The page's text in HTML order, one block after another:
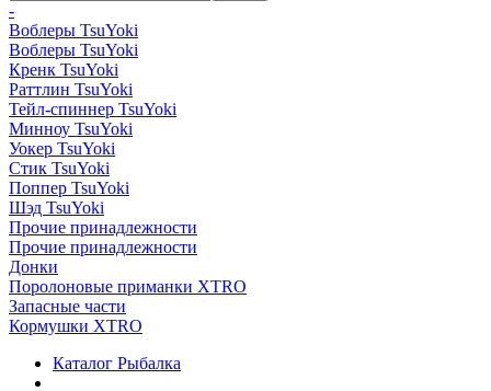
-
Воблеры TsuYoki
Воблеры TsuYoki
Кренк TsuYoki
Раттлин TsuYoki
Тейл-спиннер TsuYoki
Минноу TsuYoki
Уокер TsuYoki
Стик TsuYoki
Поппер TsuYoki
Шэд TsuYoki
Прочие принадлежности
Прочие принадлежности
Донки
Поролоновые приманки XTRO
Запасные части
Кормушки XTRO
Каталог Рыбалка